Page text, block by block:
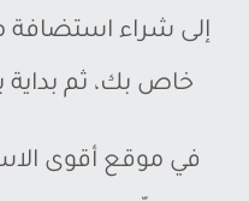
إلى شراء استضافة
خاص بك، ثم بداية